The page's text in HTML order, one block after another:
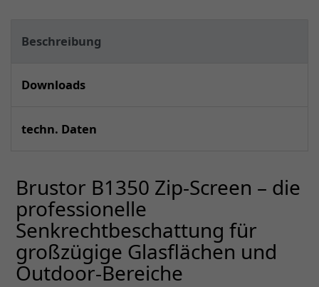
Beschreibung
Downloads
techn. Daten
Brustor B1350 Zip-Screen – die
professionelle
Senkrechtbeschattung für
großzügige Glasflächen und
Outdoor-Bereiche